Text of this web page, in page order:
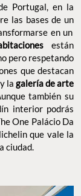
Portugal, en la
las bases de un
en un
están
pero respetando
que destacan
y la galería de arte
también su
interior podrás
One Palácio Da
que vale la
ciudad.